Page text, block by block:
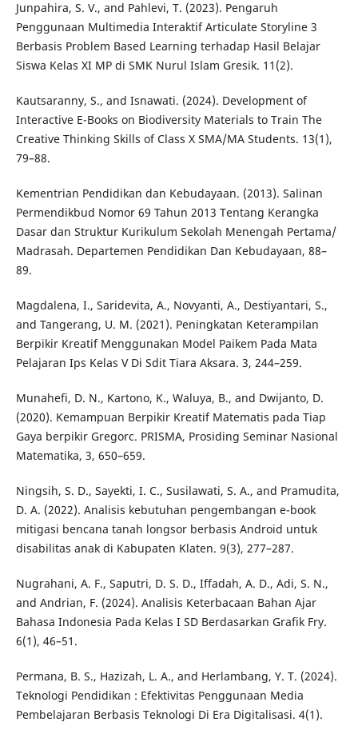
Junpahira, S. V., and Pahlevi, T. (2023). Pengaruh
Penggunaan Multimedia Interaktif Articulate Storyline 3
Berbasis Problem Based Learning terhadap Hasil Belajar
Siswa Kelas XI MP di SMK Nurul Islam Gresik. 11(2).
Kautsaranny, S., and Isnawati. (2024). Development of
Interactive E-Books on Biodiversity Materials to Train The
Creative Thinking Skills of Class X SMA/MA Students. 13(1),
79–88.
Kementrian Pendidikan dan Kebudayaan. (2013). Salinan
Permendikbud Nomor 69 Tahun 2013 Tentang Kerangka
Dasar dan Struktur Kurikulum Sekolah Menengah Pertama/
Madrasah. Departemen Pendidikan Dan Kebudayaan, 88–
89.
Magdalena, I., Saridevita, A., Novyanti, A., Destiyantari, S.,
and Tangerang, U. M. (2021). Peningkatan Keterampilan
Berpikir Kreatif Menggunakan Model Paikem Pada Mata
Pelajaran Ips Kelas V Di Sdit Tiara Aksara. 3, 244–259.
Munahefi, D. N., Kartono, K., Waluya, B., and Dwijanto, D.
(2020). Kemampuan Berpikir Kreatif Matematis pada Tiap
Gaya berpikir Gregorc. PRISMA, Prosiding Seminar Nasional
Matematika, 3, 650–659.
Ningsih, S. D., Sayekti, I. C., Susilawati, S. A., and Pramudita,
D. A. (2022). Analisis kebutuhan pengembangan e-book
mitigasi bencana tanah longsor berbasis Android untuk
disabilitas anak di Kabupaten Klaten. 9(3), 277–287.
Nugrahani, A. F., Saputri, D. S. D., Iffadah, A. D., Adi, S. N.,
and Andrian, F. (2024). Analisis Keterbacaan Bahan Ajar
Bahasa Indonesia Pada Kelas I SD Berdasarkan Grafik Fry.
6(1), 46–51.
Permana, B. S., Hazizah, L. A., and Herlambang, Y. T. (2024).
Teknologi Pendidikan : Efektivitas Penggunaan Media
Pembelajaran Berbasis Teknologi Di Era Digitalisasi. 4(1).